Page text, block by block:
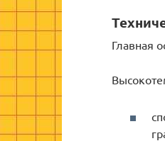
Главная